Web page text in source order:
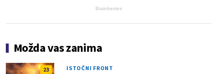
Brainberries
Možda vas zanima
23 ISTOČNI FRONT